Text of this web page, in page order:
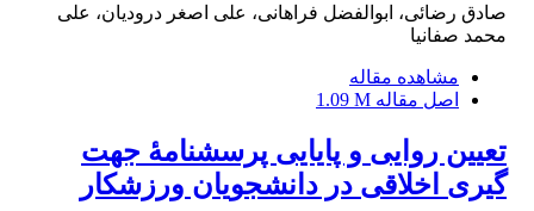
صادق رضائی، ابوالفضل فراهانی، علی اصغر درودیان، علی
محمد صفانیا
مشاهده مقاله
اصل مقاله 1.09 M
تعیین روایی و پایایی پرسشنامۀ جهت
گیری اخلاقی در دانشجویان ورزشکار